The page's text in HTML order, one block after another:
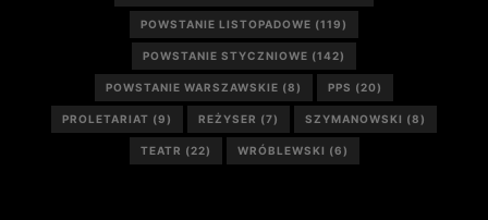
POWSTANIE LISTOPADOWE (119)
POWSTANIE STYCZNIOWE (142)
POWSTANIE WARSZAWSKIE (8) PPS (20)
PROLETARIAT (9) REŻYSER (7) SZYMANOWSKI (8)
TEATR (22) WRÓBLEWSKI (6)